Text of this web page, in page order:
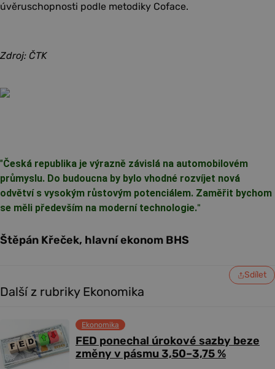
úvěruschopnosti podle metodiky Coface.
Zdroj: ČTK
"Česká republika je výrazně závislá na automobilovém
průmyslu. Do budoucna by bylo vhodné rozvíjet nová
odvětví s vysokým růstovým potenciálem. Zaměřit bychom
se měli především na moderní technologie."
Štěpán Křeček, hlavní ekonom BHS
Sdílet
Další z rubriky Ekonomika
FED ponechal úrokové sazby beze
změny v pásmu 3,50–3,75 %
Ekonomika